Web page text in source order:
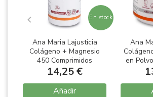
En stock
Ana Maria Lajusticia
Colágeno + Magnesio
450 Comprimidos
14,25 €
Añadir
Ana
en